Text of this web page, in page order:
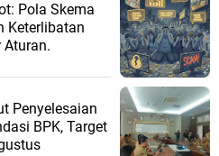
Pola Skema
Keterlibatan
Aturan.
Penyelesaian
BPK, Target